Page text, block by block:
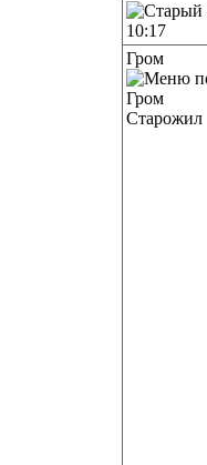
10:17
Гром
Старожил